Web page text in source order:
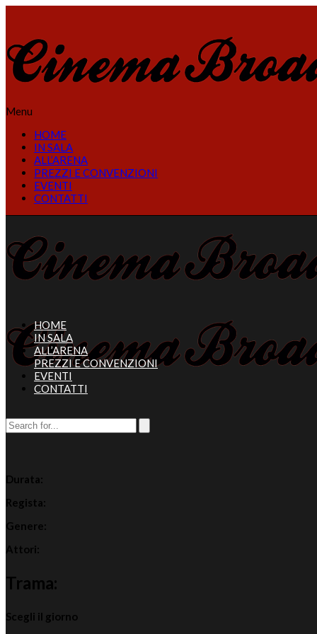
Menu
HOME
IN SALA
ALL’ARENA
PREZZI E CONVENZIONI
EVENTI
CONTATTI
HOME
IN SALA
ALL’ARENA
PREZZI E CONVENZIONI
EVENTI
CONTATTI
Durata:
Regista:
Genere:
Attori:
Trama:
Scegli il giorno